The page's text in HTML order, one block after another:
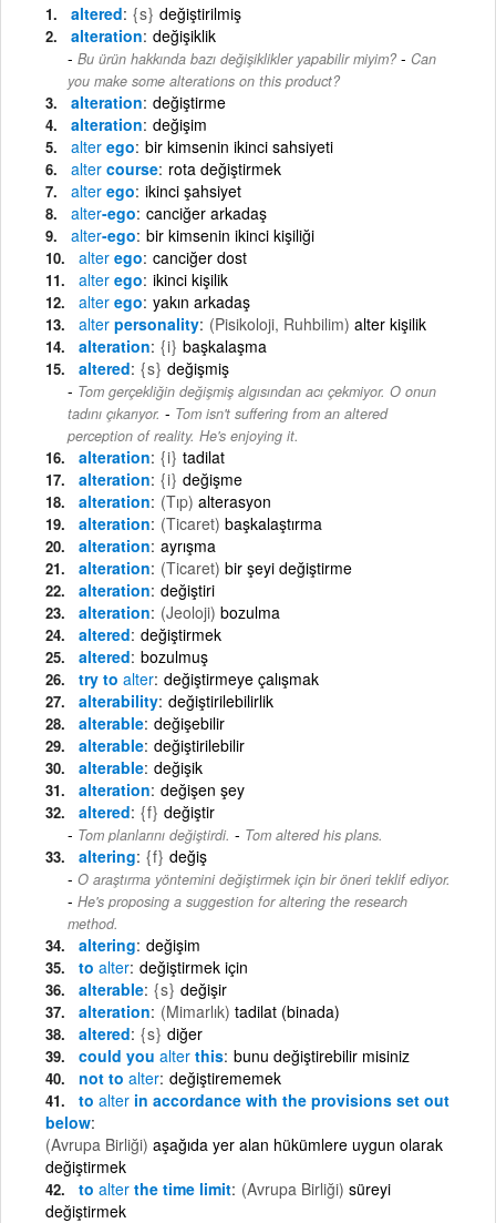
altered {s} değiştirilmiş
alteration değişiklik
Bu ürün hakkında bazı değişiklikler yapabilir miyim? - Can
you make some alterations on this product?
alteration değiştirme
alteration değişim
alter ego bir kimsenin ikinci sahsiyeti
alter course rota değiştirmek
alter ego ikinci şahsiyet
alter-ego canciğer arkadaş
alter-ego bir kimsenin ikinci kişiliği
alter ego canciğer dost
alter ego ikinci kişilik
alter ego yakın arkadaş
alter personality (Pisikoloji, Ruhbilim) alter kişilik
alteration {i} başkalaşma
altered {s} değişmiş
Tom gerçekliğin değişmiş algısından acı çekmiyor. O onun
tadını çıkarıyor. - Tom isn't suffering from an altered
perception of reality. He's enjoying it.
alteration {i} tadilat
alteration {i} değişme
alteration (Tıp) alterasyon
alteration (Ticaret) başkalaştırma
alteration ayrışma
alteration (Ticaret) bir şeyi değiştirme
alteration değiştiri
alteration (Jeoloji) bozulma
altered değiştirmek
altered bozulmuş
try to alter değiştirmeye çalışmak
alterability değiştirilebilirlik
alterable değişebilir
alterable değiştirilebilir
alterable değişik
alteration değişen şey
altered {f} değiştir
Tom planlarını değiştirdi. - Tom altered his plans.
altering {f} değiş
O araştırma yöntemini değiştirmek için bir öneri teklif ediyor.
- He's proposing a suggestion for altering the research
method.
altering değişim
to alter değiştirmek için
alterable {s} değişir
alteration (Mimarlık) tadilat (binada)
altered {s} diğer
could you alter this bunu değiştirebilir misiniz
not to alter değiştirememek
to alter in accordance with the provisions set out
below
(Avrupa Birliği) aşağıda yer alan hükümlere uygun olarak
değiştirmek
to alter the time limit (Avrupa Birliği) süreyi
değiştirmek